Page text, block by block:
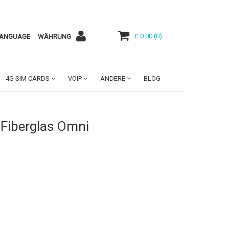
WÄHRUNG £ 0.00 (0)
4G SIM CARDS VOIP ANDERE BLOG
Omni